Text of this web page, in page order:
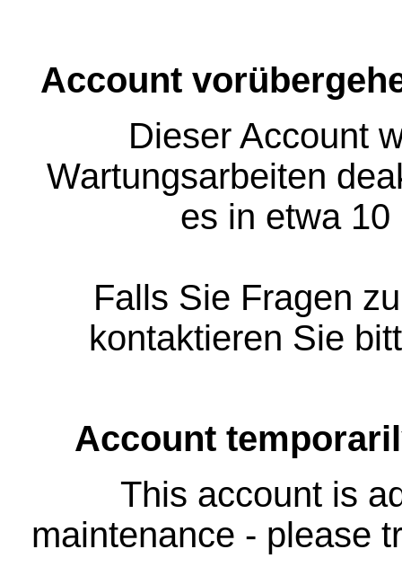
Account
Dieser Account
Wartungsarbeiten
es in etwa
Falls Sie Fragen
kontaktieren Sie
Account
This account is
maintenance - please